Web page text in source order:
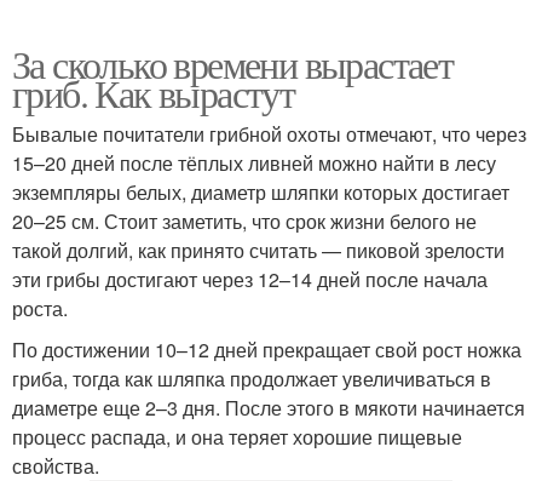
За сколько времени вырастает
гриб. Как вырастут
Бывалые почитатели грибной охоты отмечают, что через
15–20 дней после тёплых ливней можно найти в лесу
экземпляры белых, диаметр шляпки которых достигает
20–25 см. Стоит заметить, что срок жизни белого не
такой долгий, как принято считать — пиковой зрелости
эти грибы достигают через 12–14 дней после начала
роста.
По достижении 10–12 дней прекращает свой рост ножка
гриба, тогда как шляпка продолжает увеличиваться в
диаметре еще 2–3 дня. После этого в мякоти начинается
процесс распада, и она теряет хорошие пищевые
свойства.